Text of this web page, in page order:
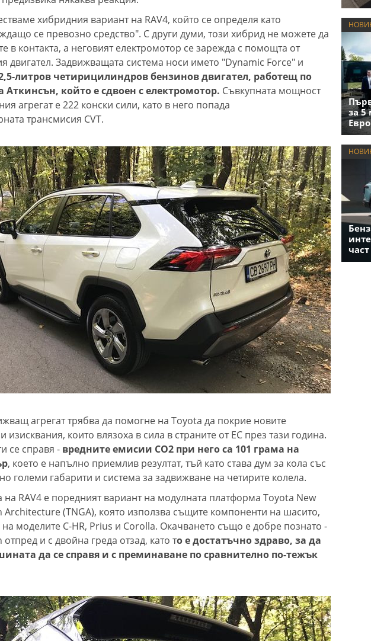
хибридния вариант на RAV4, който се определя като
се превозно средство". С други думи, този хибрид не можете да
в контакта, а неговият електромотор се зарежда с помощта от
двигател. Задвижващата система носи името "Dynamic Force" и
литров четирицилиндров бензинов двигател, работещ по
Аткинсън, който е сдвоен с електромотор. Съвкупната мощност
агрегат е 222 конски сили, като в него попада
трансмисия CVT.
агрегат трябва да помогне на Toyota да покрие новите
изисквания, които влязоха в сила в страните от ЕС през тази година.
се справя - вредните емисии СО2 при него са 101 грама на
, което е напълно приемлив резултат, тъй като става дум за кола със
големи габарити и система за задвижване на четирите колела.
на RAV4 е поредният вариант на модулната платформа Toyota New
Architecture (TNGA), която използва същите компоненти на шасито,
на моделите C-HR, Prius и Corolla. Окачването също е добре познато -
и с двойна греда отзад, като то е достатъчно здраво, за да
да се справя и с преминаване по сравнително по-тежък
за 5
част